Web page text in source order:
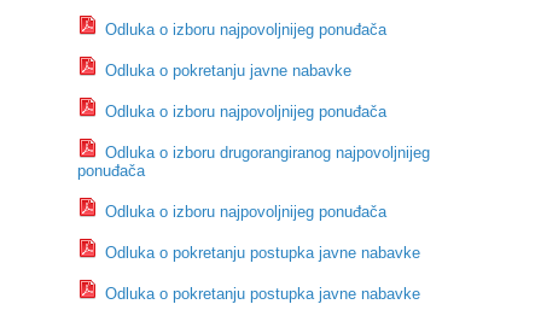
Odluka o izboru najpovoljnijeg ponuđača
Odluka o pokretanju javne nabavke
Odluka o izboru najpovoljnijeg ponuđača
Odluka o izboru drugorangiranog najpovoljnijeg
ponuđača
Odluka o izboru najpovoljnijeg ponuđača
Odluka o pokretanju postupka javne nabavke
Odluka o pokretanju postupka javne nabavke